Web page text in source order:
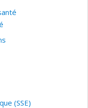
(SSE)